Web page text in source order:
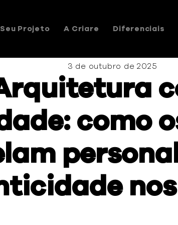
Seu Projeto A Criare Diferenciais
3 de outubro de 2025
como